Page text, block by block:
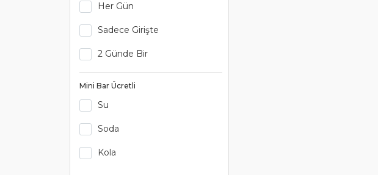
Her Gün
Sadece Girişte
2 Günde Bir
Mini Bar Ücretli
Su
Soda
Kola